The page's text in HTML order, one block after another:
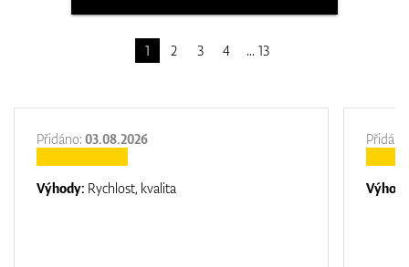
1 2 3 4 13
Přidáno: 03.08.2026
Výhody: Rychlost, kvalita